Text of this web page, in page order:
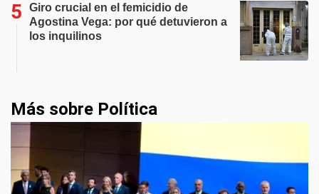
Giro crucial en el femicidio de
Agostina Vega: por qué detuvieron a
los inquilinos
Más sobre Política